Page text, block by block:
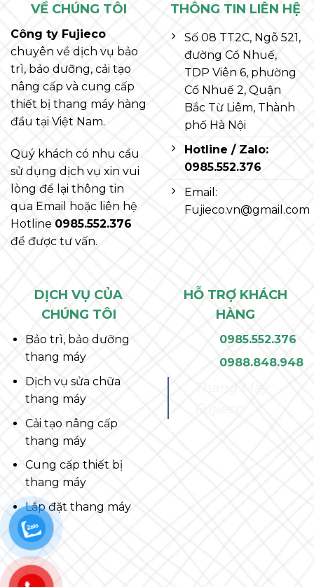
VỀ CHÚNG TÔI
Công ty Fujieco
chuyên về dịch vụ bảo
trì, bảo dưỡng, cải tạo
nâng cấp và cung cấp
thiết bị thang máy hàng
đầu tại Việt Nam.
Quý khách có nhu cầu
sử dụng dịch vụ xin vui
lòng để lại thông tin
qua Email hoặc liên hệ
Hotline 0985.552.376
để được tư vấn.
THÔNG TIN LIÊN HỆ
Số 08 TT2C, Ngõ 521,
đường Cổ Nhuế,
TDP Viên 6, phường
Cổ Nhuế 2, Quận
Bắc Từ Liêm, Thành
phố Hà Nội
Hotline / Zalo:
0985.552.376
Email:
Fujieco.vn@gmail.com
DỊCH VỤ CỦA
CHÚNG TÔI
Bảo trì, bảo dưỡng
thang máy
Dịch vụ sửa chữa
thang máy
Cải tạo nâng cấp
thang máy
Cung cấp thiết bị
thang máy
Lắp đặt thang máy
HỖ TRỢ KHÁCH
HÀNG
0985.552.376
0988.848.948